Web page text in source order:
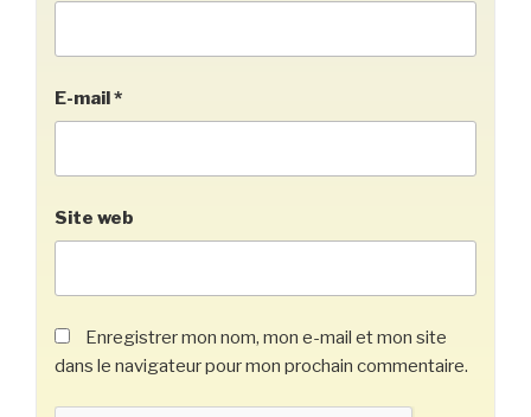
E-mail*
Site web
Enregistrer mon nom, mon e-mail et mon site
dans le navigateur pour mon prochain commentaire.